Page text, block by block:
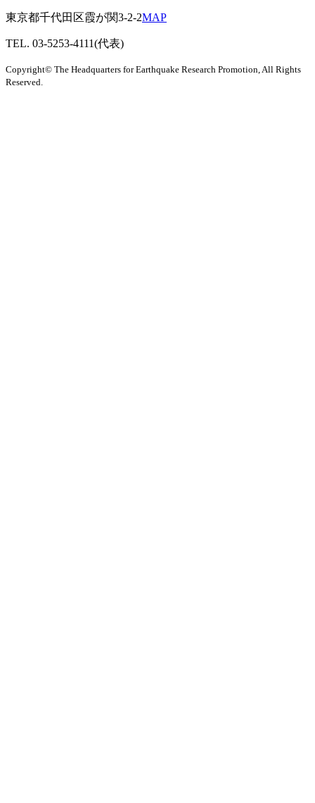
東京都千代田区霞が関3-2-2MAP
TEL. 03-5253-4111(代表)
Copyright© The Headquarters for Earthquake Research Promotion, All Rights
Reserved.